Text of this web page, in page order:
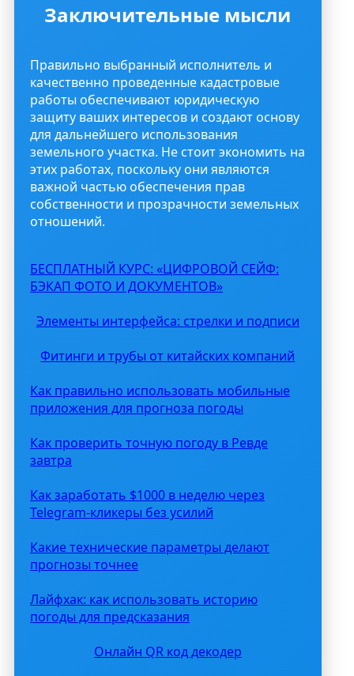
Заключительные мысли
Правильно выбранный исполнитель и
качественно проведенные кадастровые
работы обеспечивают юридическую
защиту ваших интересов и создают основу
для дальнейшего использования
земельного участка. Не стоит экономить на
этих работах, поскольку они являются
важной частью обеспечения прав
собственности и прозрачности земельных
отношений.
БЕСПЛАТНЫЙ КУРС: «ЦИФРОВОЙ СЕЙФ:
БЭКАП ФОТО И ДОКУМЕНТОВ»
Элементы интерфейса: стрелки и подписи
Фитинги и трубы от китайских компаний
Как правильно использовать мобильные
приложения для прогноза погоды
Как проверить точную погоду в Ревде
завтра
Как заработать $1000 в неделю через
Telegram-кликеры без усилий
Какие технические параметры делают
прогнозы точнее
Лайфхак: как использовать историю
погоды для предсказания
Онлайн QR код декодер